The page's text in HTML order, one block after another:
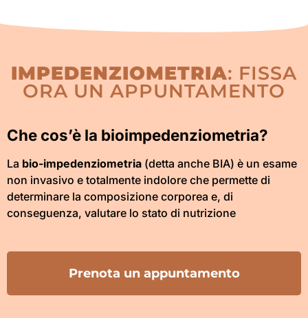
IMPEDENZIOMETRIA: FISSA
ORA UN APPUNTAMENTO
Che cos’è la bioimpedenziometria?
La bio-impedenziometria (detta anche BIA) è un esame
non invasivo e totalmente indolore che permette di
determinare la composizione corporea e, di
conseguenza, valutare lo stato di nutrizione
Prenota un appuntamento